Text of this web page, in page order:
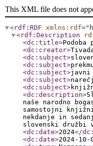
This XML file does not
<rdf:RDF xmlns:rdf="
<rdf:Description
<dc:title>
<dc:creator>
<dc:subject>
<dc:subject>
<dc:subject>javni
<dc:subject>
<dc:subject>
<dc:description>
naše narodno
samostojni
nekdanje in
slovenski družbi
<dc:date>2024</
<dc:date>2024-